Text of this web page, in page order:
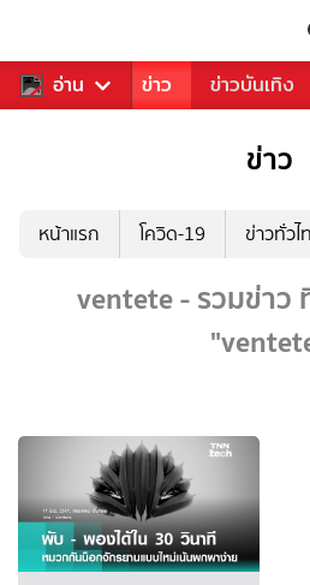
อ่าน
คุณ กีฬา ข่าว ข่าวบันเทิง
ข่าว
หน้าแรก โควิด-19 ข่าวทั่วไ
ventete - รวมข่าว